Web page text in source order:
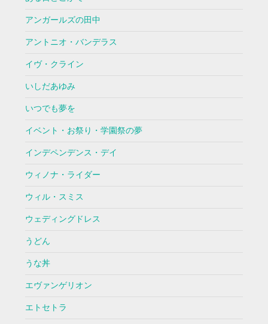
アンガールズの田中
アントニオ・バンデラス
イヴ・クライン
いしだあゆみ
いつでも夢を
イベント・お祭り・学園祭の夢
インデペンデンス・デイ
ウィノナ・ライダー
ウィル・スミス
ウェディングドレス
うどん
うな丼
エヴァンゲリオン
エトセトラ